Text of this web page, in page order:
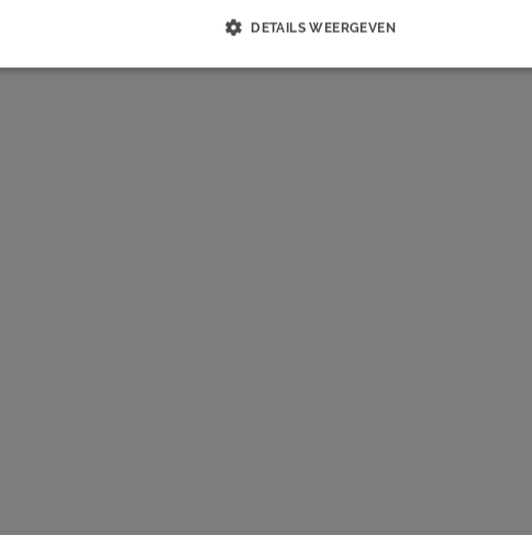
DETAILS WEERGEVEN